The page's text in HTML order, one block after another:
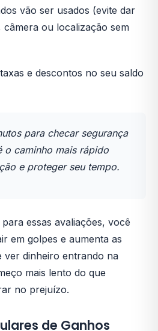
vão ser usados (evite dar
câmera ou localização sem
e descontos no seu saldo
para checar segurança
o caminho mais rápido
e proteger seu tempo.
essas avaliações, você
em golpes e aumenta as
ver dinheiro entrando na
mais lento do que
no prejuízo.
de Ganhos